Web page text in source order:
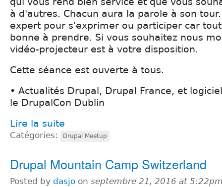
à d'autres. Chacun aura la parole à son
expert pour s'exprimer ou participer car
bonne à prendre. Si vous souhaitez nous
vidéo-projecteur est à votre disposition.
Cette séance est ouverte à tous.
• Actualités Drupal, Drupal France, et
le DrupalCon Dublin
Lire la suite
Catégories: Drupal Meetup
Drupal Mountain Camp Switzerland
Posted by dasjo on septembre 21, 2016 at